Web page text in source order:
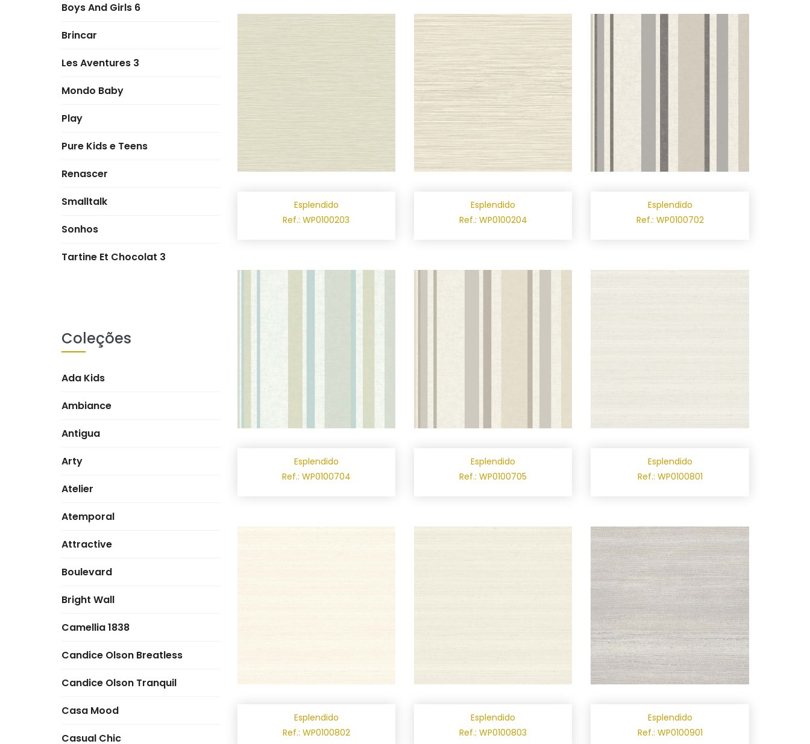
Boys And Girls 6
Brincar
Les Aventures 3
Mondo Baby
Play
Pure Kids e Teens
Renascer
Smalltalk
Sonhos
Tartine Et Chocolat 3
Coleções
Ada Kids
Ambiance
Antigua
Arty
Atelier
Atemporal
Attractive
Boulevard
Bright Wall
Camellia 1838
Candice Olson Breatless
Candice Olson Tranquil
Casa Mood
Casual Chic
Esplendido
Ref.: WP0100203
Esplendido
Ref.: WP0100204
Esplendido
Ref.: WP0100702
Esplendido
Ref.: WP0100704
Esplendido
Ref.: WP0100705
Esplendido
Ref.: WP0100801
Esplendido
Ref.: WP0100802
Esplendido
Ref.: WP0100803
Esplendido
Ref.: WP0100901